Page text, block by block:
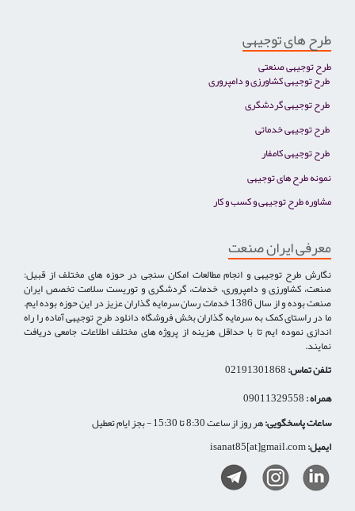
طرح های توجیهی
طرح توجیهی صنعتی
طرح توجیهی کشاورزی و دامپروری
طرح توجیهی گردشگری
طرح توجیهی خدماتی
طرح توجیهی کامفار
نمونه طرح های توجیهی
مشاوره طرح توجیهی و کسب و کار
معرفی ایران صنعت
نگارش طرح توجیهی و انجام مطالعات امکان سنجی در حوزه های مختلف از قبیل:
صنعت، کشاورزی و دامپروری، خدمات، گردشگری و توریست سلامت تخصص ایران
صنعت بوده و از سال 1386 خدمات رسان سرمایه گذاران عزیز در این حوزه بوده ایم.
ما در راستای کمک به سرمایه گذاران بخش فروشگاه دانلود طرح توجیهی آماده را راه
اندازی نموده ایم تا با حداقل هزینه از پروژه های مختلف اطلاعات جامعی دریافت
نمایند.
تلفن تماس:
همراه :
ساعات پاسخگویی:هر روز از ساعت 8:30 تا 15:30 - بجز ایام تعطیل
ایمیل: